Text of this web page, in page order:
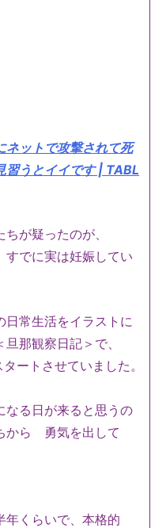
ネットで攻撃されて死
習うとイイです | TABL
が疑ったのが、
すでに実は妊娠してい
日常生活をイラストに
那観察日記＞で、
ートさせていました。
なる日が来ると思うの
から 勇気を出して
くらいで、本格的